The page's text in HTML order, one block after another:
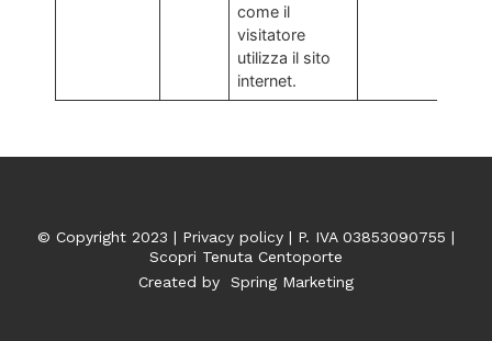
come il
visitatore
utilizza il sito
internet.
© Copyright 2023 | Privacy policy | P. IVA 03853090755 |
Scopri Tenuta Centoporte
Created by
Spring Marketing